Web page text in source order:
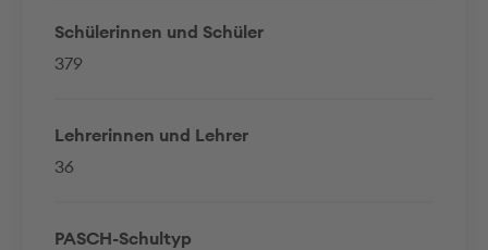
Schülerinnen und Schüler
379
Lehrerinnen und Lehrer
36
PASCH-Schultyp